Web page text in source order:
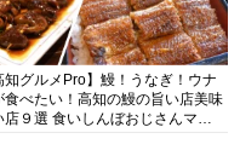
知グルメPro】鰻！うなぎ！ウナ
食べたい！高知の鰻の旨い店美味
店９選 食いしんぼおじさんマッ